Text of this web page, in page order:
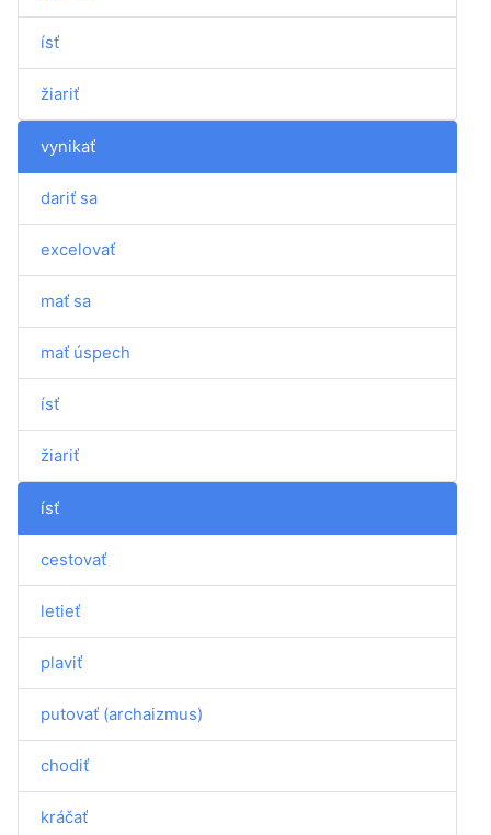
ísť
žiariť
vynikať
dariť sa
excelovať
mať sa
mať úspech
ísť
žiariť
ísť
cestovať
letieť
plaviť
putovať (archaizmus)
chodiť
kráčať